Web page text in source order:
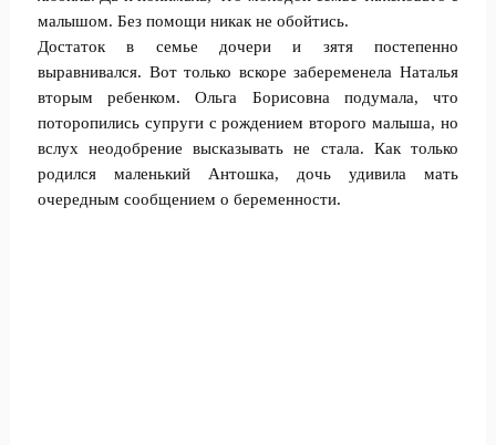
малышом. Без помощи никак не обойтись.
Достаток в семье дочери и зятя постепенно
выравнивался. Вот только вскоре забеременела Наталья
вторым ребенком. Ольга Борисовна подумала, что
поторопились супруги с рождением второго малыша, но
вслух неодобрение высказывать не стала. Как только
родился маленький Антошка, дочь удивила мать
очередным сообщением о беременности.